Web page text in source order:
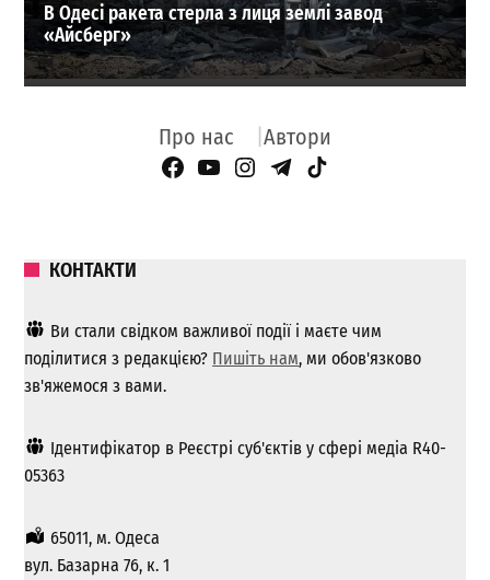
В Одесі ракета стерла з лиця землі завод
«Айсберг»
Про нас Автори
Facebook Page
YouTube
Instagram
Telegram
TikTok
КОНТАКТИ
Ви стали свідком важливої ​​події і маєте чим
поділитися з редакцією? Пишіть нам, ми обов'язково
зв'яжемося з вами.
Ідентифікатор в Реєстрі суб'єктів у сфері медіа R40-
05363
65011, м. Одеса
вул. Базарна 76, к. 1